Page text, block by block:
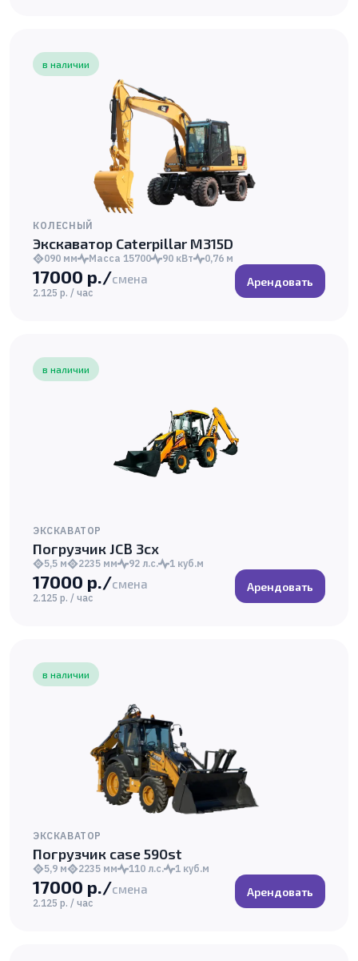
в наличии
КОЛЕСНЫЙ
Экскаватор Caterpillar M315D
090 мм Масса 15700 90 кВт 0,76 м
17000 р./смена
2.125 р. / час
Арендовать
в наличии
ЭКСКАВАТОР
Погрузчик JCB 3cx
5,5 м 2235 мм 92 л.с. 1 куб.м
17000 р./смена
2.125 р. / час
Арендовать
в наличии
ЭКСКАВАТОР
Погрузчик case 590st
5,9 м 2235 мм 110 л.с. 1 куб.м
17000 р./смена
2.125 р. / час
Арендовать